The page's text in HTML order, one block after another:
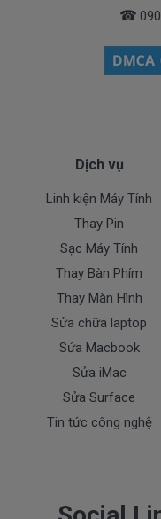
+ Bảo hành
Dịch vụ cho
Alienware
các tỉnh ngoài
Thanh toán
Alienware
1. Thanh toán
DoctorLaptop 01:
TP.HCM
2. Thanh toán
+ Tên ngân hàng :
Vietcombank (Chi
Chủ tài khoản :
☎
Dịch vụ
Linh kiện Máy Tính
Thay Pin
Sạc Máy Tính
Thay Bàn Phím
Thay Màn Hình
Sửa chữa laptop
Sửa Macbook
Sửa iMac
Sửa Surface
Tin tức công nghệ